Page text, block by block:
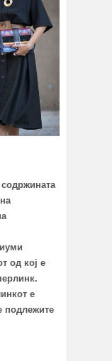
од кој е
е
подлежите